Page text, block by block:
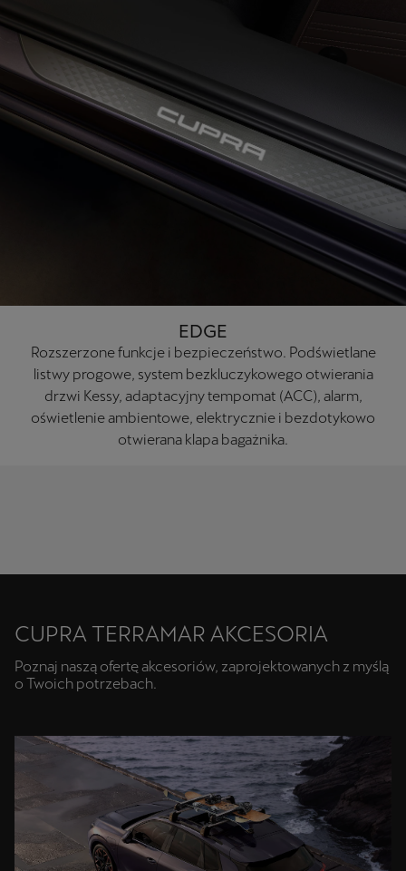
EDGE
Rozszerzone funkcje i bezpieczeństwo. Podświetlane
listwy progowe, system bezkluczykowego otwierania
drzwi Kessy, adaptacyjny tempomat (ACC), alarm,
oświetlenie ambientowe, elektrycznie i bezdotykowo
otwierana klapa bagażnika.
CUPRA TERRAMAR AKCESORIA
Poznaj naszą ofertę akcesoriów, zaprojektowanych z myślą
o Twoich potrzebach.